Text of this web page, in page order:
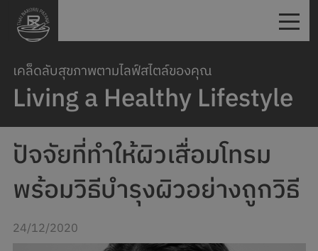
เคล็ดลับสุขภาพตามไลฟ์สไตล์ของคุณ
Living a Healthy Lifestyle
ปัจจัยที่ทำให้ผิวเสื่อมโทรม
พร้อมวิธีบำรุงผิวอย่างถูกวิธี
24/12/2020